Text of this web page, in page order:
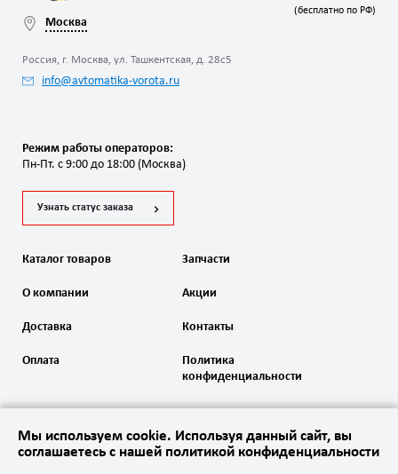
Москва
Россия, г. Москва, ул. Ташкентская, д. 28с5
info@avtomatika-vorota.ru
(бесплатно по РФ)
Режим работы операторов:
Пн-Пт. с 9:00 до 18:00 (Москва)
Узнать статус заказа
Каталог товаров Запчасти
О компании
Доставка
Оплата
Акции
Контакты
Политика
конфиденциальности
Мы используем cookie. Используя данный сайт, вы
соглашаетесь с нашей политикой конфиденциальности